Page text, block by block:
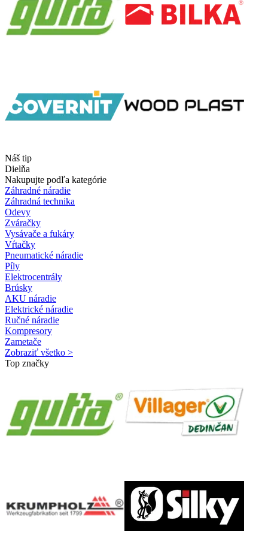
Náš tip
Dielňa
Nakupujte podľa kategórie
Záhradné náradie
Záhradná technika
Odevy
Zváračky
Vysávače a fukáry
Vŕtačky
Pneumatické náradie
Píly
Elektrocentrály
Brúsky
AKU náradie
Elektrické náradie
Ručné náradie
Kompresory
Zametače
Zobraziť všetko >
Top značky